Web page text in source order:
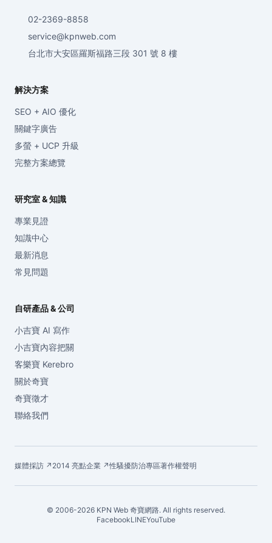
02-2369-8858
service@kpnweb.com
台北市大安區羅斯福路三段 301 號 8 樓
解決方案
SEO + AIO 優化
關鍵字廣告
多螢 + UCP 升級
完整方案總覽
研究室 & 知識
專業見證
知識中心
最新消息
常見問題
自研產品 & 公司
小吉寶 AI 寫作
小吉寶內容把關
客樂寶 Kerebro
關於奇寶
奇寶徵才
聯絡我們
媒體採訪 ↗ 2014 亮點企業 ↗性騷擾防治專區著作權聲明
© 2006-2026 KPN Web 奇寶網路. All rights reserved.
FacebookLINEYouTube